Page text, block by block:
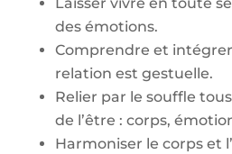
Laisser vivre en toute
des émotions.
Comprendre et
relation est gestuelle.
Relier par le souffle
de l’être : corps,
Harmoniser le corps et